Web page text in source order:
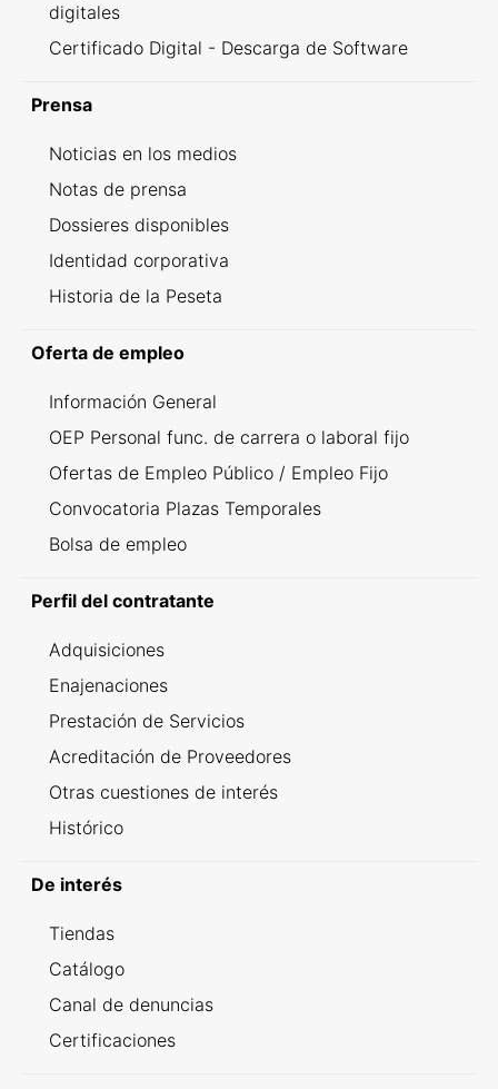
digitales
Certificado Digital - Descarga de Software
Prensa
Noticias en los medios
Notas de prensa
Dossieres disponibles
Identidad corporativa
Historia de la Peseta
Oferta de empleo
Información General
OEP Personal func. de carrera o laboral fijo
Ofertas de Empleo Público / Empleo Fijo
Convocatoria Plazas Temporales
Bolsa de empleo
Perfil del contratante
Adquisiciones
Enajenaciones
Prestación de Servicios
Acreditación de Proveedores
Otras cuestiones de interés
Histórico
De interés
Tiendas
Catálogo
Canal de denuncias
Certificaciones